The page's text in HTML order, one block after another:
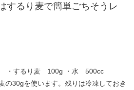
するり麦で簡単ごちそうレ
） ・するり麦 100g ・水 500cc
の30gを使います。残りは冷凍しておき